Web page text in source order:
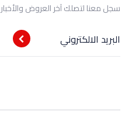
سجل معنا لتصلك آخر العروض والأخبار
البريد الالكتروني